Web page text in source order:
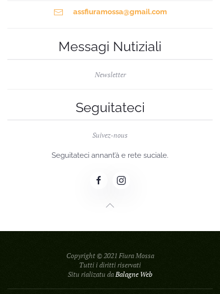
assfiuramossa@gmail.com
Messagi Nutiziali
Newsletter
Seguitateci
Suivez-nous
Seguitateci annant’à e rete suciale.
Copyright © 2021 Fiura Mossa
Tutti i diritti riservati
Situ rializatu daBalagne Web